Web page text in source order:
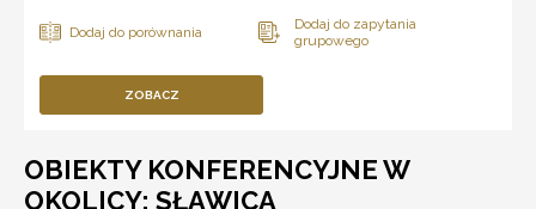
ZOBACZ
OBIEKTY KONFERENCYJNE W
OKOLICY: SŁAWICA